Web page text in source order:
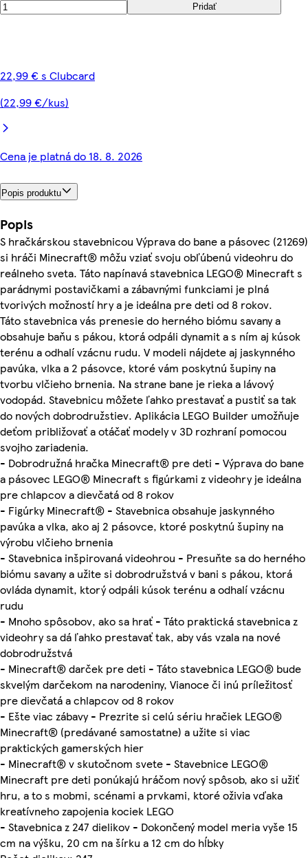
Pridať
22,99 € s Clubcard
(22,99 €/kus)
Cena je platná do 18. 8. 2026
Popis produktu
Popis
S hračkárskou stavebnicou Výprava do bane a pásovec (21269)
si hráči Minecraft® môžu vziať svoju obľúbenú videohru do
reálneho sveta. Táto napínavá stavebnica LEGO® Minecraft s
parádnymi postavičkami a zábavnými funkciami je plná
tvorivých možností hry a je ideálna pre deti od 8 rokov.
Táto stavebnica vás prenesie do herného biómu savany a
obsahuje baňu s pákou, ktorá odpáli dynamit a s ním aj kúsok
terénu a odhalí vzácnu rudu. V modeli nájdete aj jaskynného
pavúka, vlka a 2 pásovce, ktoré vám poskytnú šupiny na
tvorbu vlčieho brnenia. Na strane bane je rieka a lávový
vodopád. Stavebnicu môžete ľahko prestavať a pustiť sa tak
do nových dobrodružstiev. Aplikácia LEGO Builder umožňuje
deťom približovať a otáčať modely v 3D rozhraní pomocou
svojho zariadenia.
- Dobrodružná hračka Minecraft® pre deti - Výprava do bane
a pásovec LEGO® Minecraft s figúrkami z videohry je ideálna
pre chlapcov a dievčatá od 8 rokov
- Figúrky Minecraft® - Stavebnica obsahuje jaskynného
pavúka a vlka, ako aj 2 pásovce, ktoré poskytnú šupiny na
výrobu vlčieho brnenia
- Stavebnica inšpirovaná videohrou - Presuňte sa do herného
biómu savany a užite si dobrodružstvá v bani s pákou, ktorá
ovláda dynamit, ktorý odpáli kúsok terénu a odhalí vzácnu
rudu
- Mnoho spôsobov, ako sa hrať - Táto praktická stavebnica z
videohry sa dá ľahko prestavať tak, aby vás vzala na nové
dobrodružstvá
- Minecraft® darček pre deti - Táto stavebnica LEGO® bude
skvelým darčekom na narodeniny, Vianoce či inú príležitosť
pre dievčatá a chlapcov od 8 rokov
- Ešte viac zábavy - Prezrite si celú sériu hračiek LEGO®
Minecraft® (predávané samostatne) a užite si viac
praktických gamerských hier
- Minecraft® v skutočnom svete - Stavebnice LEGO®
Minecraft pre deti ponúkajú hráčom nový spôsob, ako si užiť
hru, a to s mobmi, scénami a prvkami, ktoré oživia vďaka
kreatívneho zapojenia kociek LEGO
- Stavebnica z 247 dielikov - Dokončený model meria vyše 15
cm na výšku, 20 cm na šírku a 12 cm do hĺbky